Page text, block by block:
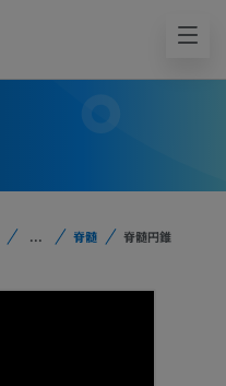
... 脊髄 脊髄円錐